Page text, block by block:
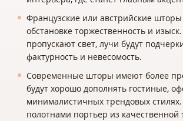
Французские или австрийские
обстановке торжественность и
пропускают свет, лучи будут
фактурность и невесомость.
Современные шторы имеют более
будут хорошо дополнять гостиные,
минималистичных трендовых
полотнами портьер из качественной